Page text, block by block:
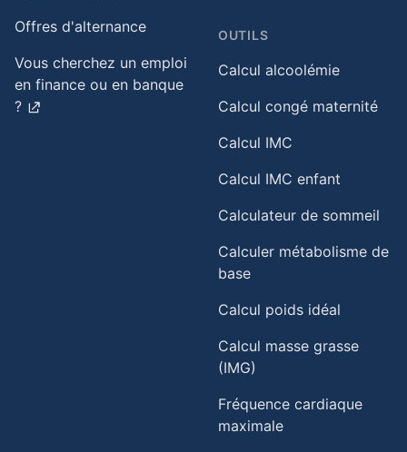
Offres d'alternance
Vous cherchez un emploi
en finance ou en banque
?
OUTILS
Calcul alcoolémie
Calcul congé maternité
Calcul IMC
Calcul IMC enfant
Calculateur de sommeil
Calculer métabolisme de
base
Calcul poids idéal
Calcul masse grasse
(IMG)
Fréquence cardiaque
maximale